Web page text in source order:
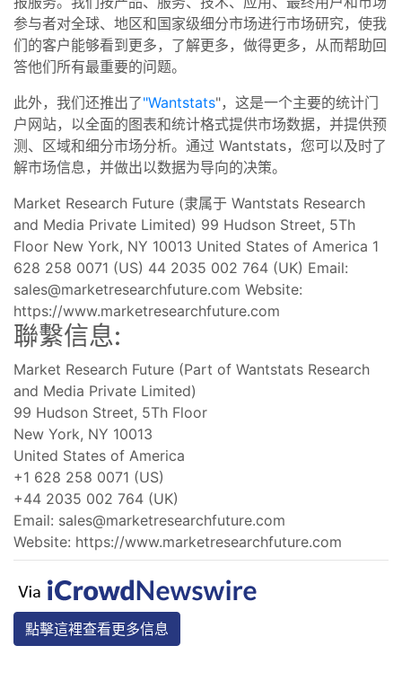
参与者对全球、地区和国家级细分市场进行市场研究，使我
们的客户能够看到更多，了解更多，做得更多，从而帮助回
答他们所有最重要的问题。
此外，我们还推出了"Wantstats"，这是一个主要的统计门
户网站，以全面的图表和统计格式提供市场数据，并提供预
测、区域和细分市场分析。通过 Wantstats，您可以及时了
解市场信息，并做出以数据为导向的决策。
Market Research Future (隶属于 Wantstats Research
and Media Private Limited) 99 Hudson Street, 5Th
Floor New York, NY 10013 United States of America 1
628 258 0071 (US) 44 2035 002 764 (UK) Email:
sales@marketresearchfuture.com Website:
https://www.marketresearchfuture.com
聯繫信息:
Market Research Future (Part of Wantstats Research
and Media Private Limited)
99 Hudson Street, 5Th Floor
New York, NY 10013
United States of America
+1 628 258 0071 (US)
+44 2035 002 764 (UK)
Email: sales@marketresearchfuture.com
Website: https://www.marketresearchfuture.com
點擊這裡查看更多信息